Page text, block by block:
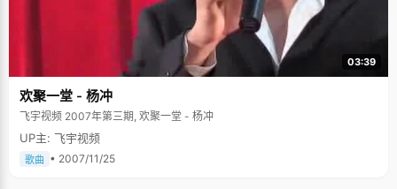
03:39
欢聚一堂 - 杨冲
飞宇视频 2007年第三期, 欢聚一堂 - 杨冲
UP主: 飞宇视频
歌曲 • 2007/11/25